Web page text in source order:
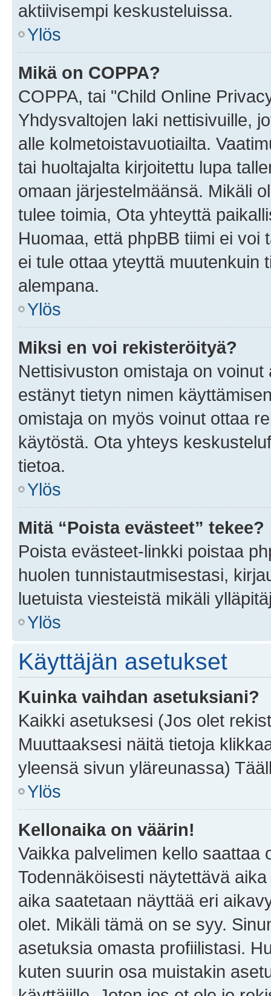
aktiivisempi keskusteluissa.
Ylös
Mikä on COPPA?
COPPA, tai "Child Online
Yhdysvaltojen laki nettisivuille,
alle kolmetoistavuotiailta.
tai huoltajalta kirjoitettu lupa
omaan järjestelmäänsä. Mikäli
tulee toimia, Ota yhteyttä
Huomaa, että phpBB tiimi ei
ei tule ottaa yteyttä muutenkuin
alempana.
Ylös
Miksi en voi rekisteröityä?
Nettisivuston omistaja on
estänyt tietyn nimen
omistaja on myös voinut ottaa
käytöstä. Ota yhteys
tietoa.
Ylös
Mitä “Poista evästeet” tekee?
Poista evästeet-linkki poistaa
huolen tunnistautmisestasi,
luetuista viesteistä mikäli
Ylös
Käyttäjän asetukset
Kuinka vaihdan asetuksiani?
Kaikki asetuksesi (Jos olet
Muuttaaksesi näitä tietoja
yleensä sivun yläreunassa)
Ylös
Kellonaika on väärin!
Vaikka palvelimen kello saattaa
Todennäköisesti näytettävä
aika saatetaan näyttää eri
olet. Mikäli tämä on se syy.
asetuksia omasta profiilistasi.
kuten suurin osa muistakin